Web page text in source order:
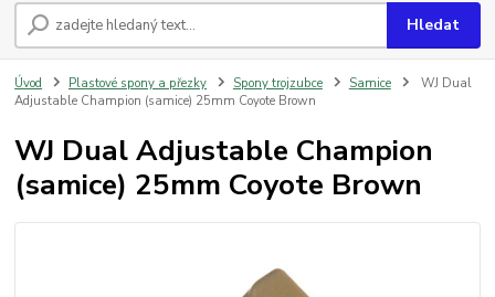
Hledat
Úvod Plastové spony a přezky Spony trojzubce Samice
WJ Dual
Adjustable Champion (samice) 25mm Coyote Brown
WJ Dual Adjustable Champion
(samice) 25mm Coyote Brown